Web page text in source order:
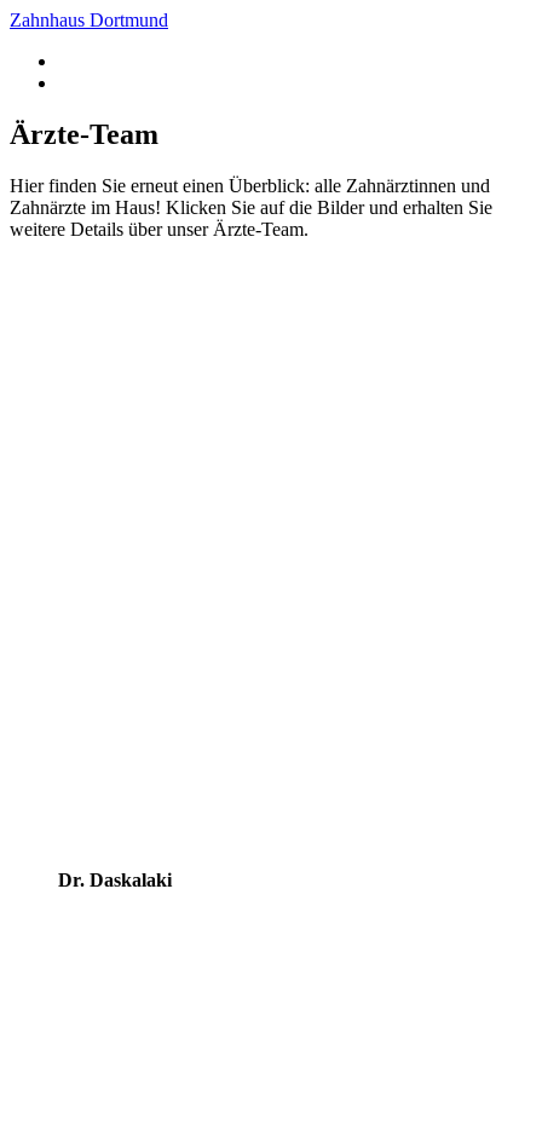
Zahnhaus Dortmund
Ärzte-Team
Hier finden Sie erneut einen Überblick: alle Zahnärztinnen und
Zahnärzte im Haus! Klicken Sie auf die Bilder und erhalten Sie
weitere Details über unser Ärzte-Team.
Dr. Daskalaki